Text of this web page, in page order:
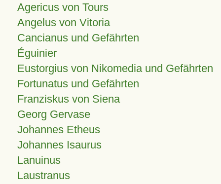
Agericus von Tours
Angelus von Vitoria
Cancianus und Gefährten
Éguinier
Eustorgius von Nikomedia und Gefährten
Fortunatus und Gefährten
Franziskus von Siena
Georg Gervase
Johannes Etheus
Johannes Isaurus
Lanuinus
Laustranus